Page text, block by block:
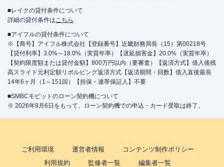
■レイクの貸付条件について
詳細の貸付条件はこちら
■アイフルの貸付条件について
※【商号】アイフル株式会社【登録番号】近畿財務局長（15）第00218号
【貸付利率】3.0%～18.0%（実質年率）【遅延損害金】20.0%（実質年率）
【契約限度額または貸付金額】800万円以内（要審査）【返済方式】借入後残
高スライド元利定額リボルビング返済方式【返済期間・回数】借入直後最長
14年6ヶ月（1～151回）【担保・連帯保証人】不要
■SMBCモビットのローン契約機について
※ 2026年9月6日をもって、ローン契約機での申込・カード受取は終了。
ご利用環境 運営者情報
コンテンツ制作ポリシー
利用規約
監修者一覧
編集者一覧